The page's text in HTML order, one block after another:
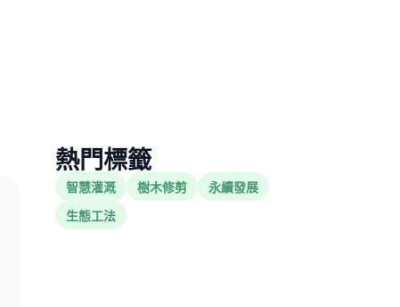
熱門標籤
智慧灌溉 樹木修剪
永續發展
生態工法